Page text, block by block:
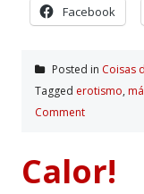
Facebook
Posted in Coisas
Tagged erotismo,
Comment
Calor!